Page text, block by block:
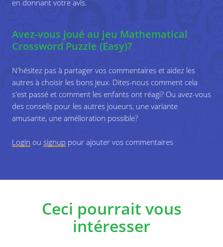
Ability to concentrate on making new operations based
on results of earlier made operations.
en donnant votre avis.
Avez-vous joué au jeu Mathematical
Crossword Puzzle (Easy)?
N'hésitez pas à partager vos commentaires et aidez les
autres à choisir les bons jeux. Dites-nous comment cela
s'est passé et comment les enfants ont réagi? Ou avez-vous
des conseils pour les autres joueurs, une variante
amusante, une amélioration possible?
Login ou signup pour ajouter vos commentaires
Ceci pourrait vous
intéresser